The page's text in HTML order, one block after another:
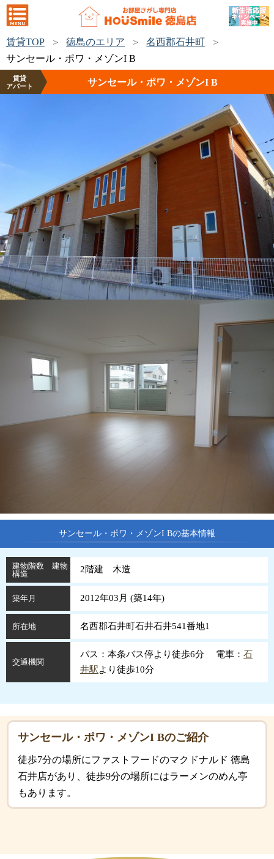
賃貸TOP 徳島のエリア
名西郡石井町
サンセール・ポワ・メゾンI B
賃貸
アパート
サンセール・ポワ・メゾンI B
サンセール・ポワ・メゾンI Bの基本情報
建物階数 建物
構造
2階建 木造
築年月 2012年03月 (築14年)
所在地 名西郡石井町石井石井541番地1
交通機関
バス：本条バス停より徒歩6分 電車： 石
井駅より徒歩10分
サンセール・ポワ・メゾンI Bのご紹介
徒歩7分の場所にファストフードのマクドナルド 徳島
石井店があり、徒歩9分の場所にはラーメンのめん亭
もあります。